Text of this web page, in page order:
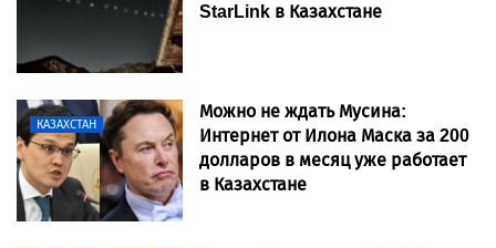
StarLink в Казахстане
КАЗАХСТАН
Можно не ждать Мусина:
Интернет от Илона Маска за 200
долларов в месяц уже работает
в Казахстане